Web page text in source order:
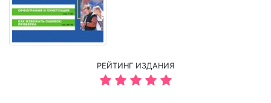
РЕЙТИНГ ИЗДАНИЯ